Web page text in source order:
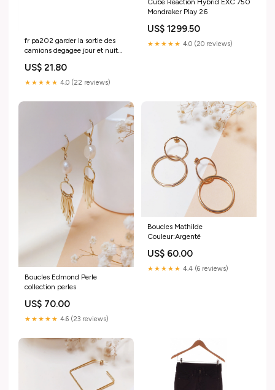
fr pa202 garder la sortie des
camions degagee jour et nuit
illegalement seront enleves
moyennant des frais
US$ 21.80
★★★★★ 4.0 (22 reviews)
Cube Reaction Hybrid EXC 750
Mondraker Play 26
US$ 1299.50
★★★★★ 4.0 (20 reviews)
Boucles Edmond Perle
collection perles
US$ 70.00
★★★★★ 4.6 (23 reviews)
Boucles Mathilde
Couleur:Argenté
US$ 60.00
★★★★★ 4.4 (6 reviews)